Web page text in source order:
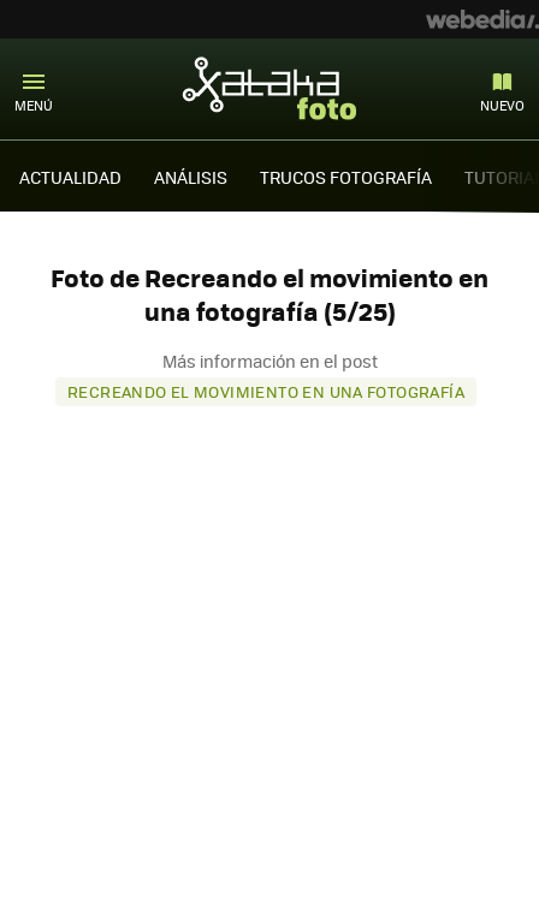
MENÚ NUEVO
ACTUALIDAD ANÁLISIS TRUCOS FOTOGRAFÍA
Foto de Recreando el movimiento en
una fotografía (5/25)
Más información en el post
RECREANDO EL MOVIMIENTO EN UNA FOTOGRAFÍA